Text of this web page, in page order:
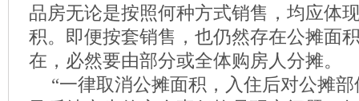
品房无论是按照何种方式销售，均应体
积。即便按套销售，也仍然存在公摊面
在，必然要由部分或全体购房人分摊。
“一律取消公摊面积，入住后对公摊